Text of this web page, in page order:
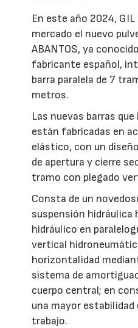
En este año 2024, GIL
mercado el nuevo
ABANTOS, ya
fabricante español,
barra paralela de 7
metros.
Las nuevas barras
están fabricadas en
elástico, con un
de apertura y cierre
tramo con plegado
Consta de un
suspensión hidráulica
hidráulico en
vertical
horizontalidad
sistema de
cuerpo central; en
una mayor estabilidad
trabajo.